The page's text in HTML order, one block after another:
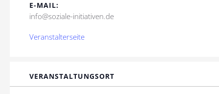
E-MAIL:
info@soziale-initiativen.de
Veranstalterseite
VERANSTALTUNGSORT